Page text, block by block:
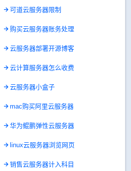
可道云服务器限制
购买云服务器账务处理
云服务器部署开源博客
云计算服务器怎么收费
云服务器小盒子
mac购买阿里云服务器
华为鲲鹏弹性云服务器
linux云服务器浏览网页
销售云服务器计入科目